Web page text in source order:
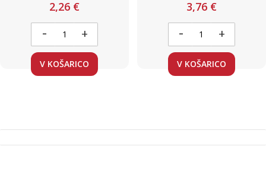
2,26 €
- +
V KOŠARICO
3,76 €
- +
V KOŠARICO